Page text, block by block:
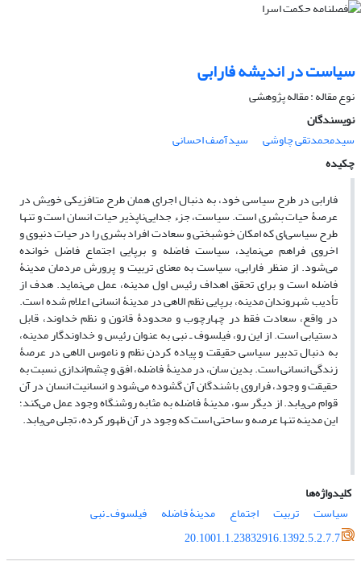
سیاست در اندیشه فارابی
نوع مقاله : مقاله پژوهشی
نویسندگان
سیدمحمدتقی چاوشی
سیدآصف احسانی
چکیده
فارابی در طرح سیاسی خود، به دنبال اجرای همان طرح متافزیکی خویش در
عرصۀ حیات بشری است. سیاست، جزء جدایی‌‌‌‌‌ناپذیر حیات انسان است و تنها
طرح سیاسی‌‌‌‌‌ای که امکان خوشبختی و سعادت افراد بشری را در حیات دنیوی و
اخروی فراهم می‌‌‌‌‌نماید، سیاست فاضله و برپایی اجتماع فاضل خوانده
می‌‌‌‌‌شود. از منظر فارابی، سیاست به معنای تربیت و پرورش مردمان مدینۀ
فاضله است و برای تحقق اهداف رئیس اول مدینه، عمل می‌‌‌‌‌نماید. هدف از
تأدیب شهروندان مدینه، برپایی نظم الاهی در مدینۀ انسانی اعلام شده است.
در واقع، سعادت فقط در چهارچوب و محدودۀ قانون و نظم خداوند، قابل
دستیابی است. از این رو، فیلسوف ـ نبی به عنوان رئیس و خداوندگار مدینه،
به دنبال تدبیر سیاسی حقیقت و پیاده کردن نظم و ناموس الاهی در عرصۀ
زندگی انسانی است. بدین سان، در مدینۀ فاضله، افق و چشم‌‌‌‌‌اندازی نسبت به
حقیقت و وجود، فراروی باشندگان آن گشوده می‌‌‌‌‌شود و انسانیت انسان در آن
قوام می‌‌‌‌‌یابد. از دیگر سو، مدینۀ فاضله به مثابه روشنگاه وجود عمل می‌‌‌‌‌کند؛
این مدینه تنها عرصه و ساحتی است که وجود در آن ظهور کرده، تجلی می‌‌‌‌‌یابد.
کلیدواژه‌ها
سیاست
تربیت اجتماع مدینۀ فاضله
فیلسوف ـ نبی
20.1001.1.23832916.1392.5.2.7.7